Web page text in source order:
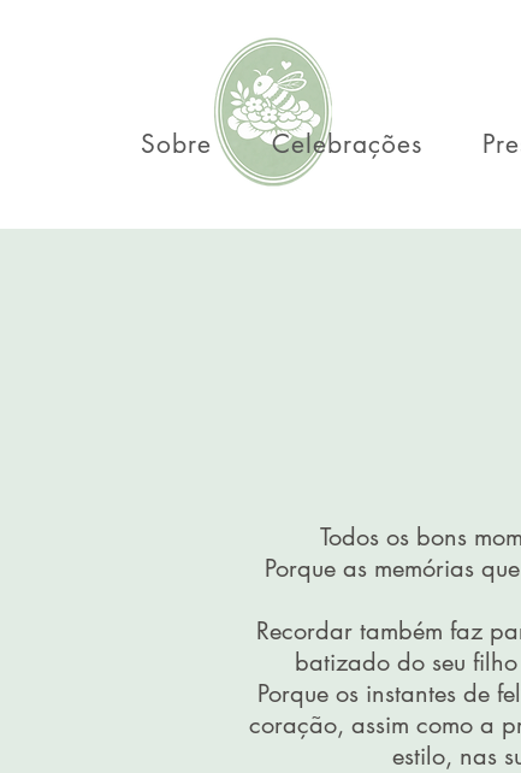
Sobre Celebrações
Todos os bons
Porque as memórias
Recordar também faz
batizado do seu
Porque os instantes de
coração, assim como a
estilo, nas